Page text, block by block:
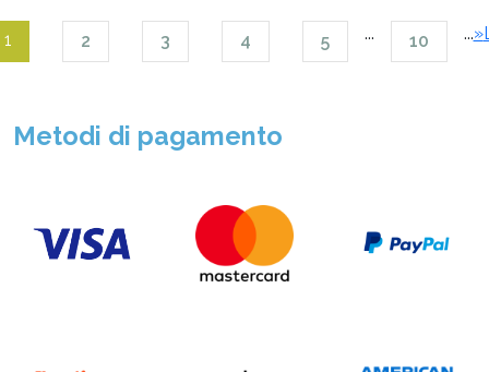
1 2 3 4 5 ... 10 ...»
Metodi di pagamento